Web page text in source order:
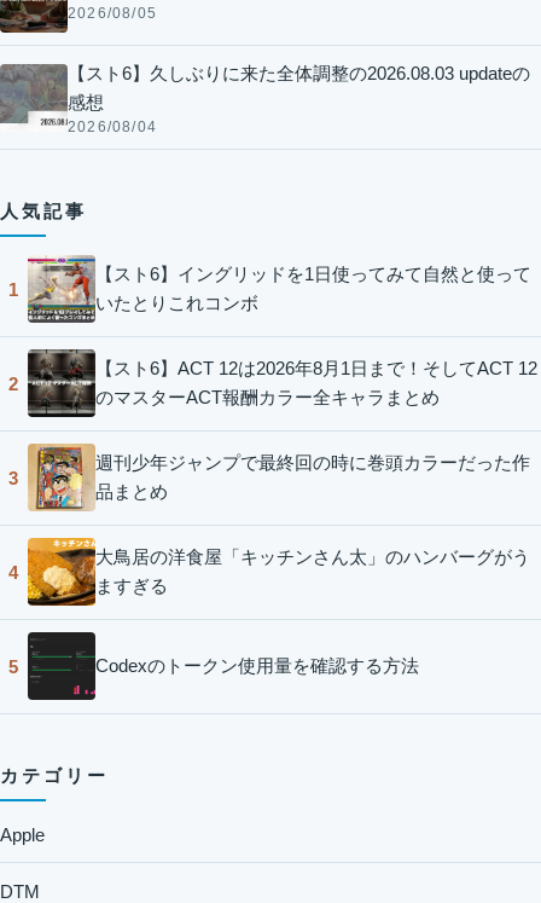
2026/08/05
【スト6】久しぶりに来た全体調整の2026.08.03 updateの
感想
2026/08/04
人気記事
1
【スト6】イングリッドを1日使ってみて自然と使って
いたとりこれコンボ
2
【スト6】ACT 12は2026年8月1日まで！そしてACT 12
のマスターACT報酬カラー全キャラまとめ
3
週刊少年ジャンプで最終回の時に巻頭カラーだった作
品まとめ
4
大鳥居の洋食屋「キッチンさん太」のハンバーグがう
ますぎる
5 Codexのトークン使用量を確認する方法
カテゴリー
Apple
DTM